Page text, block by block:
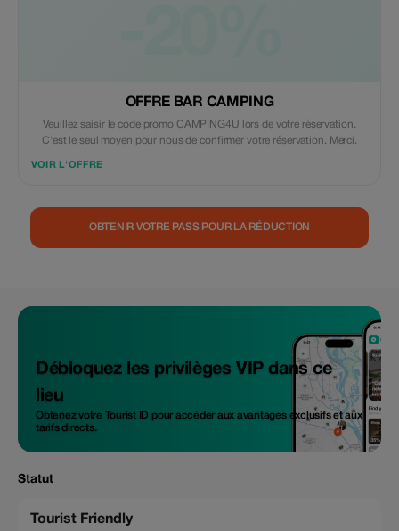
OFFRE BAR CAMPING
Veuillez saisir le code promo CAMPING4U lors de votre réservation.
C'est le seul moyen pour nous de confirmer votre réservation. Merci.
VOIR L'OFFRE
OBTENIR VOTRE PASS POUR LA RÉDUCTION
Débloquez les privilèges VIP dans ce
lieu
Obtenez votre Tourist ID pour accéder aux avantages exclusifs et aux
tarifs directs.
Statut
Tourist Friendly